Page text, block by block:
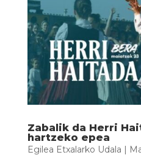
Zabalik da Herri
hartzeko epea
Egilea Etxalarko Udala |